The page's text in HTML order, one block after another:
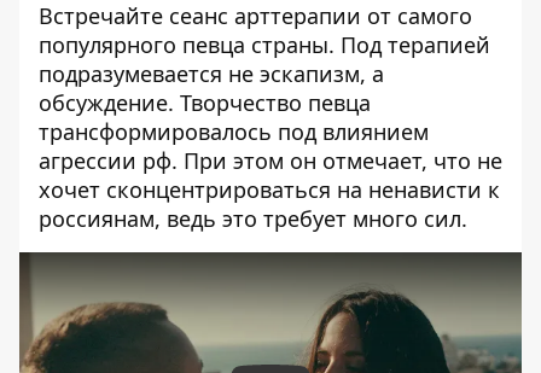
Встречайте сеанс арттерапии от самого
популярного певца страны. Под терапией
подразумевается не эскапизм, а
обсуждение. Творчество певца
трансформировалось под влиянием
агрессии рф. При этом он отмечает, что не
хочет сконцентрироваться на ненависти к
россиянам, ведь это требует много сил.